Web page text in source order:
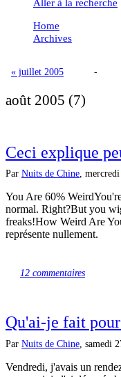
Aller à la recherche
Home
Archives
« juillet 2005 -
août 2005 (7)
Ceci explique
Par Nuits de Chine,
You Are 60%
normal. Right?But you
freaks!How Weird Are
représente nullement.
12 commentaires
Qu'ai-je fait
Par Nuits de Chine, samedi
Vendredi, j'avais un